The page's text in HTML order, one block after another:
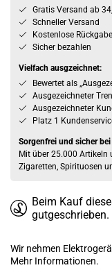
Gratis Versand ab
Schneller Versand
Kostenlose Rückgabe
Sicher bezahlen
Vielfach ausgzeichnet:
Bewertet als
Ausgezeichneter
Ausgezeichneter
Platz 1
Sorgenfrei und sicher
Mit über 25.000 Artikeln
Zigaretten, Spirituosen
Beim Kauf
gutgeschrieben.
Wir nehmen
Mehr Informationen.